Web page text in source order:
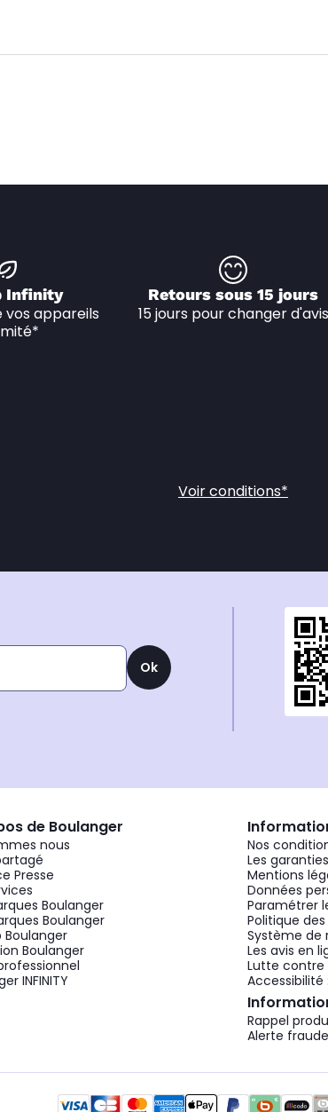
Infinity
vos appareils
Retours sous 15 jours
15 jours pour changer d'avis
Voir conditions*
Ok
de Boulanger
nous
Presse
Boulanger
Boulanger
Boulanger
Boulanger
INFINITY
Nos
Les garanties
Mentions
Données
Paramétrer
Politique
Système
Les avis en
Lutte contre
Rappel
Alerte fraude